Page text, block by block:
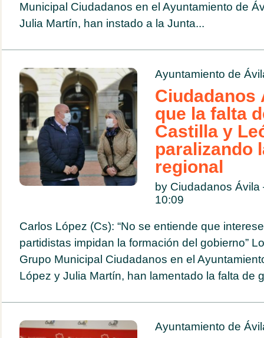
Municipal Ciudadanos en el Ayuntamiento de
Julia Martín, han instado a la Junta...
Ayuntamiento de
Ciudadanos
que la falta
Castilla y
paralizando
regional
by Ciudadanos
10:09
Carlos López (Cs): “No se entiende que
partidistas impidan la formación del gobierno”
Grupo Municipal Ciudadanos en el
López y Julia Martín, han lamentado la falta de
Ayuntamiento de